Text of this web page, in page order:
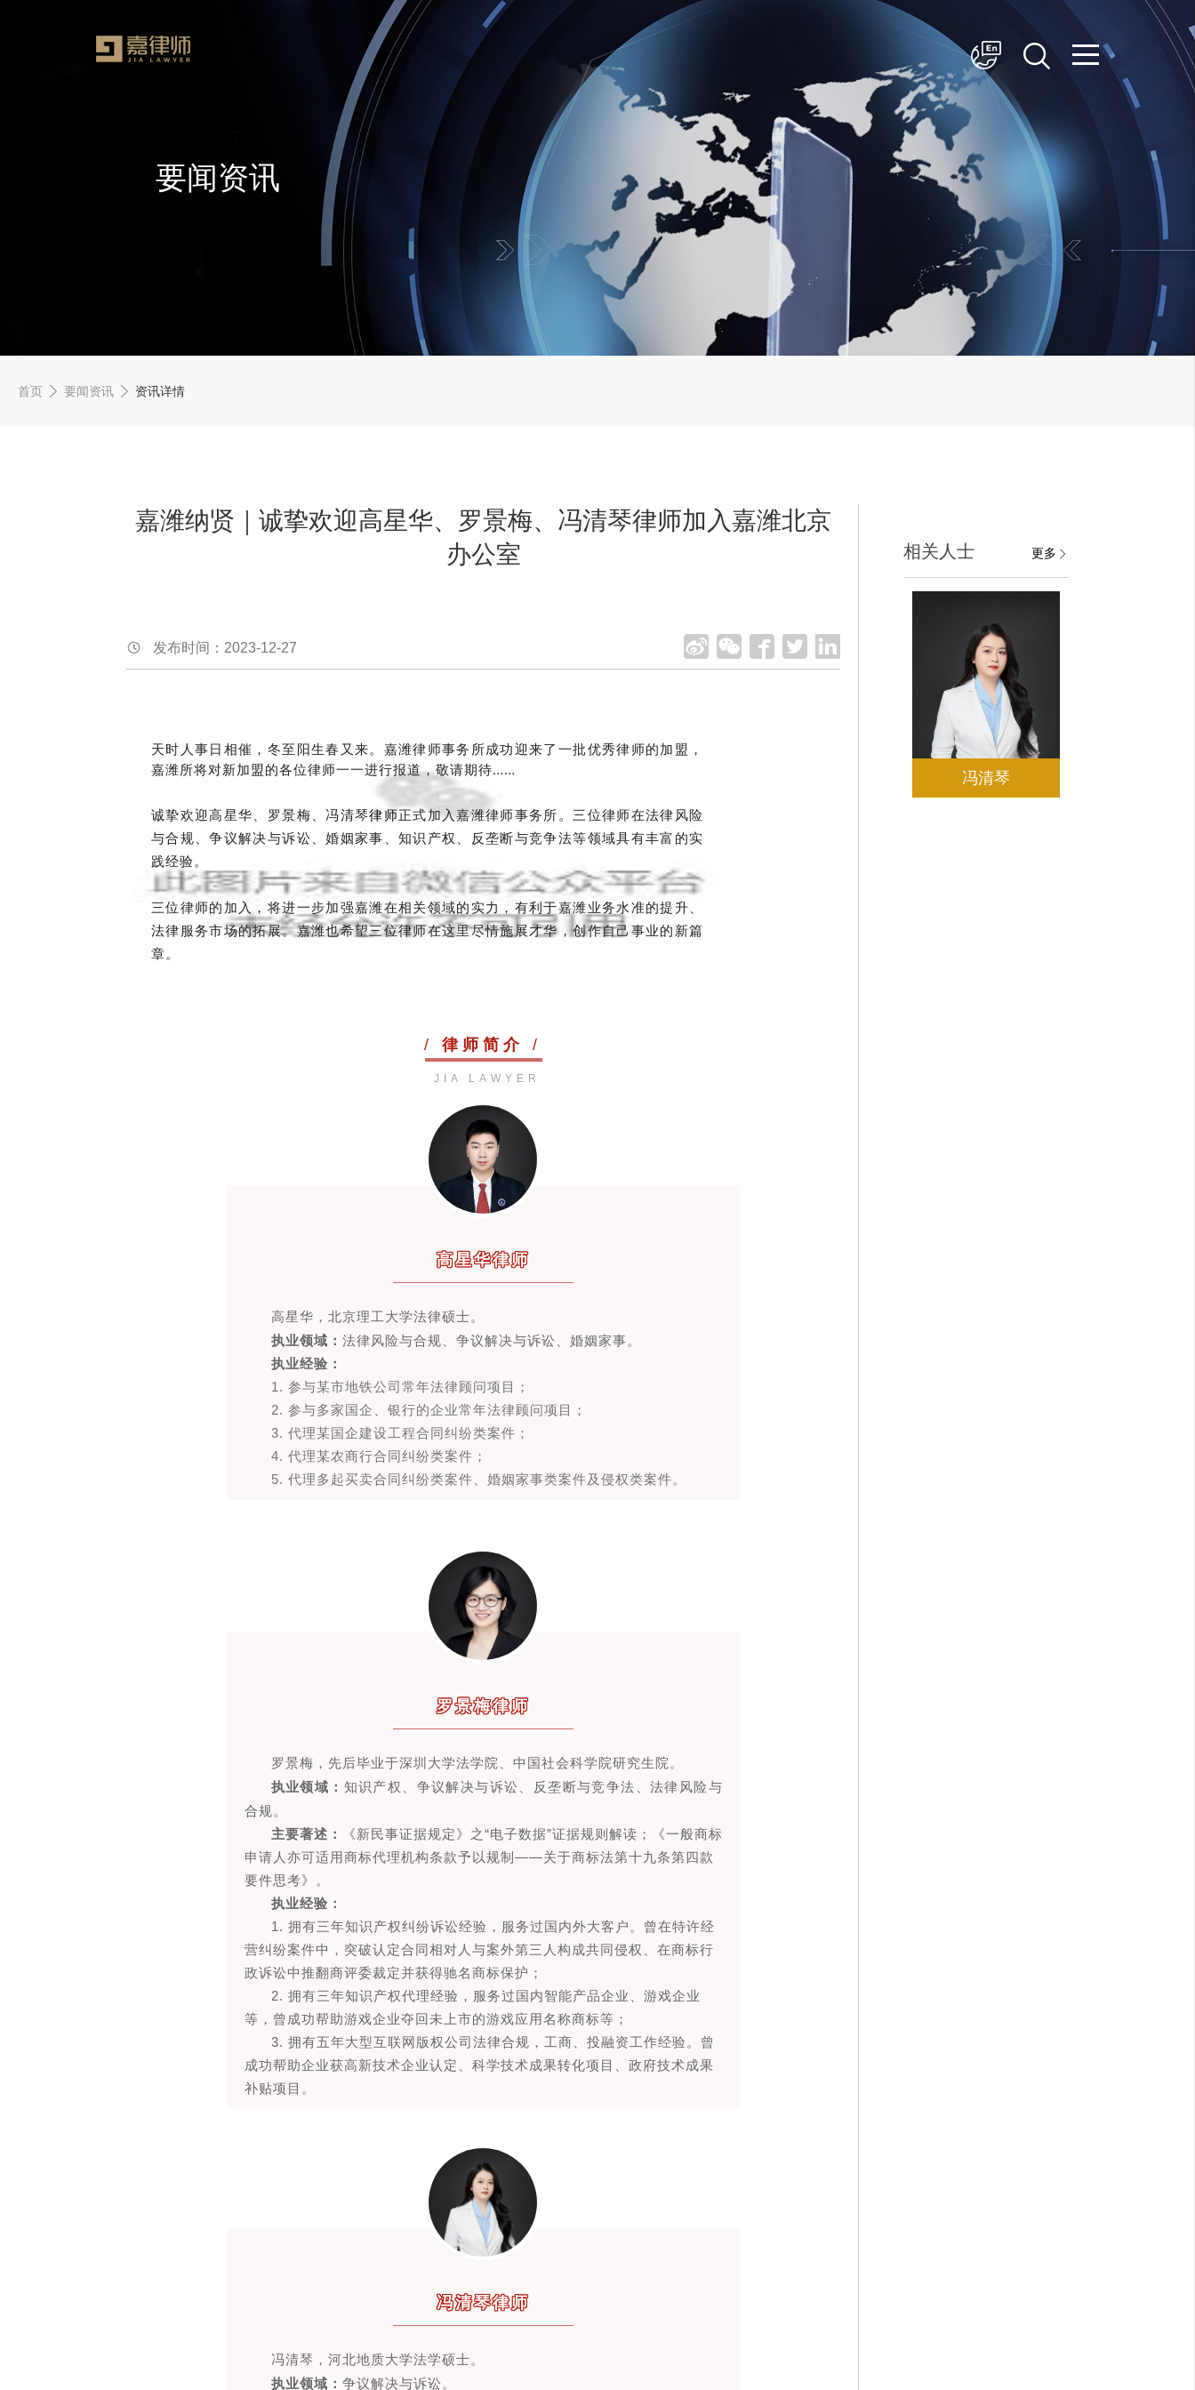
简体中文
要闻资讯
首页 要闻资讯 资讯详情
嘉潍纳贤｜诚挚欢迎高星华、罗景梅、冯清琴律师加入嘉潍北京
办公室
发布时间：2023-12-27
天时人事日相催，冬至阳生春又来。嘉潍律师事务所成功迎来了一批优秀律师的加盟，
嘉潍所将对新加盟的各位律师一一进行报道，敬请期待……
诚挚欢迎高星华、罗景梅、冯清琴律师正式加入嘉潍律师事务所。三位律师在法律风险
与合规、争议解决与诉讼、婚姻家事、知识产权、反垄断与竞争法等领域具有丰富的实
践经验。
三位律师的加入，将进一步加强嘉潍在相关领域的实力，有利于嘉潍业务水准的提升、
法律服务市场的拓展。嘉潍也希望三位律师在这里尽情施展才华，创作自己事业的新篇
章。
/ 律师简介 /
JIA LAWYER
高星华律师
高星华，北京理工大学法律硕士。
执业领域 ： 法律风险与合规、争议解决与诉讼、婚姻家事。
执业经验：
1. 参与某市地铁公司常年法律顾问项目；
2. 参与多家国企、银行的企业常年法律顾问项目；
3. 代理某国企建设工程合同纠纷类案件；
4. 代理某农商行合同纠纷类案件；
5. 代理多起买卖合同纠纷类案件、婚姻家事类案件及侵权类案件。
罗景梅律师
罗景梅，先后毕业于深圳大学法学院、中国社会科学院研究生院。
执业领域 ： 知识产权、争议解决与诉讼、反垄断与竞争法、法律风险与
合规。
主要著述：
《新民事证据规定》之“电子数据”证据规则解读；《一般商标
申请人亦可适用商标代理机构条款予以规制——关于商标法第十九条第四款
要件思考》。
执业经验：
1. 拥有三年知识产权纠纷诉讼经验，服务过国内外大客户。曾在特许经
营纠纷案件中，突破认定合同相对人与案外第三人构成共同侵权、在商标行
政诉讼中推翻商评委裁定并获得驰名商标保护；
2. 拥有三年知识产权代理经验，服务过国内智能产品企业、游戏企业
等，曾成功帮助游戏企业夺回未上市的游戏应用名称商标等；
3. 拥有五年大型互联网版权公司法律合规，工商、投融资工作经验。曾
成功帮助企业获高新技术企业认定、科学技术成果转化项目、政府技术成果
补贴项目。
冯清琴律师
冯清琴，河北地质大学法学硕士。
执业领域 ： 争议解决与诉讼。
相关人士 更多
冯清琴